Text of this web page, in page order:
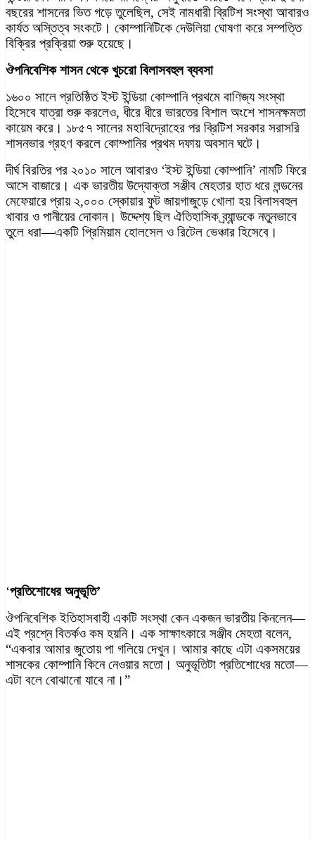
বছরের শাসনের ভিত গড়ে তুলেছিল, সেই নামধারী ব্রিটিশ সংস্থা আবারও
কার্যত অস্তিত্ব সংকটে। কোম্পানিটিকে দেউলিয়া ঘোষণা করে সম্পত্তি
বিক্রির প্রক্রিয়া শুরু হয়েছে।
ঔপনিবেশিক শাসন থেকে খুচরো বিলাসবহুল ব্যবসা
১৬০০ সালে প্রতিষ্ঠিত ইস্ট ইন্ডিয়া কোম্পানি প্রথমে বাণিজ্য সংস্থা
হিসেবে যাত্রা শুরু করলেও, ধীরে ধীরে ভারতের বিশাল অংশে শাসনক্ষমতা
কায়েম করে। ১৮৫৭ সালের মহাবিদ্রোহের পর ব্রিটিশ সরকার সরাসরি
শাসনভার গ্রহণ করলে কোম্পানির প্রথম দফায় অবসান ঘটে।
দীর্ঘ বিরতির পর ২০১০ সালে আবারও ‘ইস্ট ইন্ডিয়া কোম্পানি’ নামটি ফিরে
আসে বাজারে। এক ভারতীয় উদ্যোক্তা সঞ্জীব মেহতার হাত ধরে লন্ডনের
মেফেয়ারে প্রায় ২,০০০ স্কোয়ার ফুট জায়গাজুড়ে খোলা হয় বিলাসবহুল
খাবার ও পানীয়ের দোকান। উদ্দেশ্য ছিল ঐতিহাসিক ব্র্যান্ডকে নতুনভাবে
তুলে ধরা—একটি প্রিমিয়াম হোলসেল ও রিটেল ভেঞ্চার হিসেবে।
‘প্রতিশোধের অনুভূতি’
ঔপনিবেশিক ইতিহাসবাহী একটি সংস্থা কেন একজন ভারতীয় কিনলেন—
এই প্রশ্নে বিতর্কও কম হয়নি। এক সাক্ষাৎকারে সঞ্জীব মেহতা বলেন,
“একবার আমার জুতোয় পা গলিয়ে দেখুন। আমার কাছে এটা একসময়ের
শাসকের কোম্পানি কিনে নেওয়ার মতো। অনুভূতিটা প্রতিশোধের মতো—
এটা বলে বোঝানো যাবে না।”